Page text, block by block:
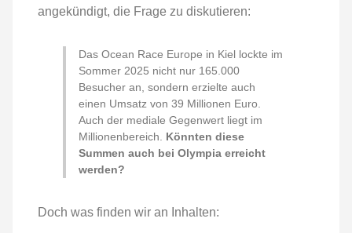
angekündigt, die Frage zu diskutieren:
Das Ocean Race Europe in Kiel lockte im
Sommer 2025 nicht nur 165.000
Besucher an, sondern erzielte auch
einen Umsatz von 39 Millionen Euro.
Auch der mediale Gegenwert liegt im
Millionenbereich. Könnten diese
Summen auch bei Olympia erreicht
werden?
Doch was finden wir an Inhalten: